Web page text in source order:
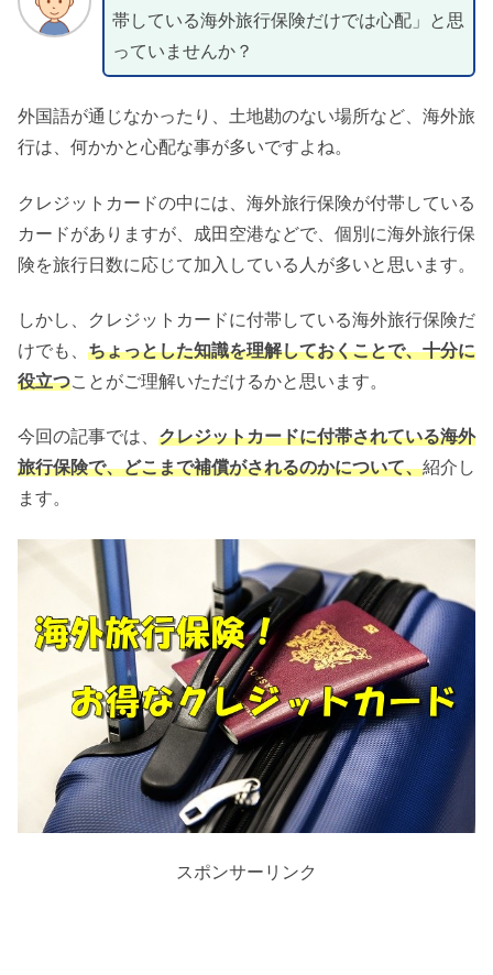
帯している海外旅行保険だけでは心配」と思
っていませんか？
外国語が通じなかったり、土地勘のない場所など、海外旅
行は、何かかと心配な事が多いですよね。
クレジットカードの中には、海外旅行保険が付帯している
カードがありますが、成田空港などで、個別に海外旅行保
険を旅行日数に応じて加入している人が多いと思います。
しかし、クレジットカードに付帯している海外旅行保険だ
けでも、 ちょっとした知識を理解しておくことで、十分に
役立つことがご理解いただけるかと思います。
今回の記事では、 クレジットカードに付帯されている海外
旅行保険で、どこまで補償がされるのかについて、紹介し
ます。
スポンサーリンク